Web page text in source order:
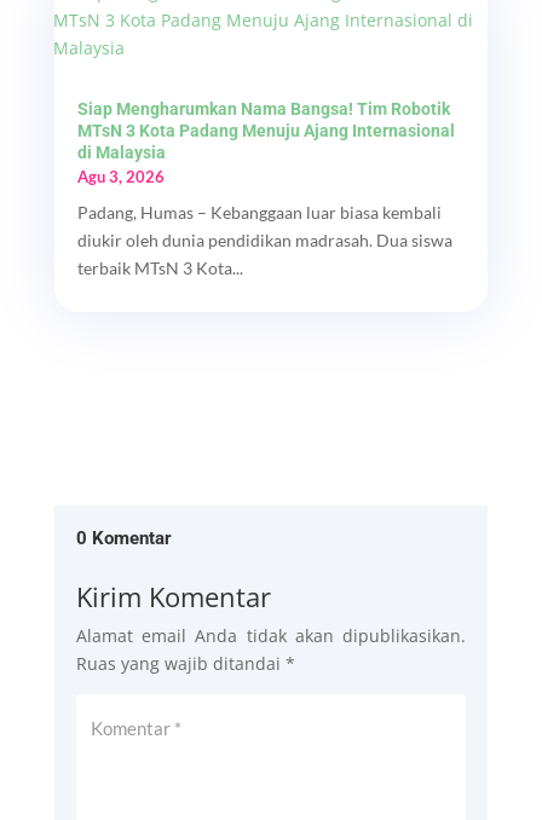
Siap Mengharumkan Nama Bangsa! Tim Robotik
MTsN 3 Kota Padang Menuju Ajang Internasional
di Malaysia
Agu 3, 2026
Padang, Humas – Kebanggaan luar biasa kembali
diukir oleh dunia pendidikan madrasah. Dua siswa
terbaik MTsN 3 Kota...
0 Komentar
Kirim Komentar
Alamat email Anda tidak akan dipublikasikan.
Ruas yang wajib ditandai *